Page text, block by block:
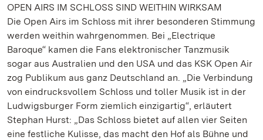
OPEN AIRS IM SCHLOSS SIND WEITHIN WIRKSAM
Die Open Airs im Schloss mit ihrer besonderen Stimmung
werden weithin wahrgenommen. Bei „Electrique
Baroque“ kamen die Fans elektronischer Tanzmusik
sogar aus Australien und den USA und das KSK Open Air
zog Publikum aus ganz Deutschland an. „Die Verbindung
von eindrucksvollem Schloss und toller Musik ist in der
Ludwigsburger Form ziemlich einzigartig“, erläutert
Stephan Hurst: „Das Schloss bietet auf allen vier Seiten
eine festliche Kulisse, das macht den Hof als Bühne und